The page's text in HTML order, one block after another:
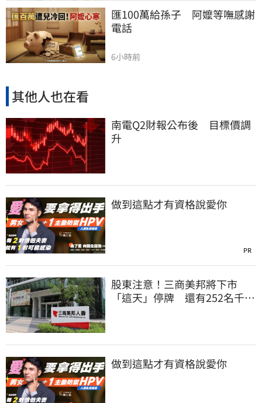
匯100萬給孫子　阿嬤等嘸感謝
電話
6小時前
其他人也在看
南電Q2財報公布後 目標價調
升
做到這點才有資格說愛你
PR
股東注意！三商美邦將下市
「這天」停牌 還有252名千張
做到這點才有資格說愛你